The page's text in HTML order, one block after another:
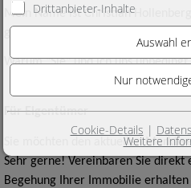
Mein Name ist Christian
große Leidenschaft.
Warum "Sie" und ich uns
Für Eigentümer
Sie möchten den aktuellen
Sehr gerne! Vereinbaren Sie
Begehung Ihrer Immobilie
Drittanbieter-Inhalte
Cookie-Details |
Weitere